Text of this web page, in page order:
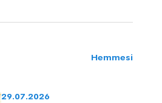
Hemmesi
29.07.2026